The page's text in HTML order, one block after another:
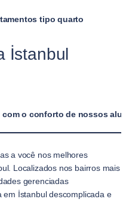
tipo quarto
İstanbul
o conforto de nossos
a você nos melhores
Localizados nos bairros mais
gerenciadas
İstanbul descomplicada e